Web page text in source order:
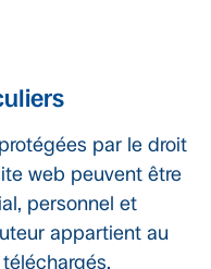
par le droit
web peuvent être
personnel et
appartient au